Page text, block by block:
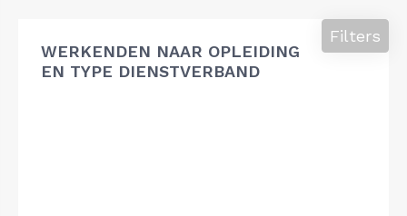
WERKENDEN NAAR OPLEIDING
EN TYPE DIENSTVERBAND
Filters